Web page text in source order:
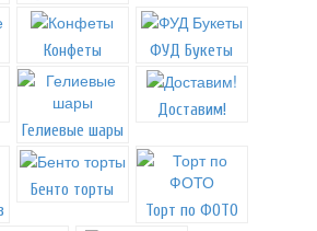
Конфеты ФУД Букеты
Гелиевые шары
Доставим!
Бенто торты
Торт по ФОТО